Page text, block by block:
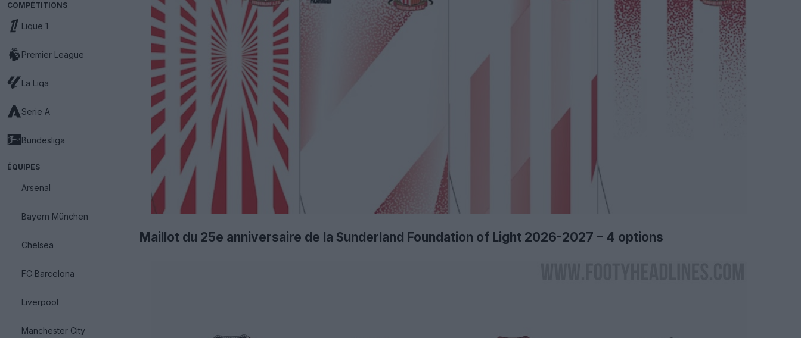
COMPÉTITIONS
Ligue 1
Premier League
La Liga
Serie A
Bundesliga
ÉQUIPES
Arsenal
Bayern München
Chelsea
FC Barcelona
Liverpool
Manchester City
Maillot du 25e anniversaire de la Sunderland Foundation of Light 2026-2027 – 4 options